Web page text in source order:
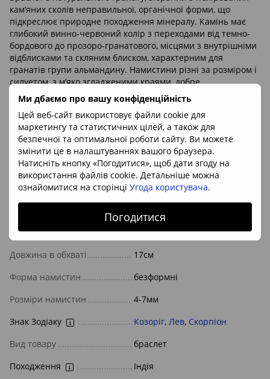
Ми дбаємо про вашу конфіденційність
Цей веб-сайт використовує файли cookie для
маркетингу та статистичних цілей, а також для
безпечної та оптимальної роботи сайту. Ви можете
змінити це в налаштуваннях вашого браузера.
Натисніть кнопку «Погодитися», щоб дати згоду на
використання файлів cookie. Детальніше можна
ознайомитися на сторінці Угода користувача.
Погодитися
кам’яних сколів неправильної, органічної форми, що
підкреслює природне походження мінералу. Камінь має
глибокий винно-червоний колір з переходами від темно-
бордового до прозоро-гранатового, місцями з внутрішніми
відблисками та скляним блиском, характерним для
гранатів групи альмандину. Намистини різні за розміром і
силуетом, з м’яко згладженими краями, добре
відполіровані, завдяки чому браслет виглядає живим,
фактурним і насиченим, а світло красиво проходить крізь
напівпрозорі фрагменти каменю.
Характеристики
Камінь/мінерал
гранат
Фурнітура
без фурнітури
Довжина в обхваті
17см
Форма намистин
безформні
Розміри намистин
4-7мм
Знак Зодіаку
Козоріг, Лев, Скорпіон
Вид товару
браслет
Походження
Індія